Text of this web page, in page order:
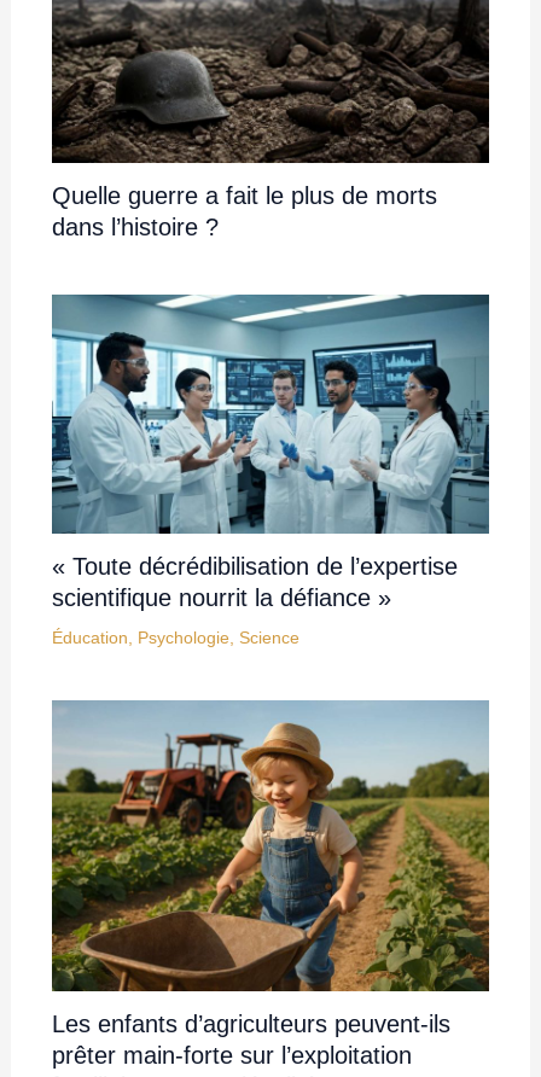
Quelle guerre a fait le plus de morts
dans l’histoire ?
« Toute décrédibilisation de l’expertise
scientifique nourrit la défiance »
Éducation Psychologie Science
Les enfants d’agriculteurs peuvent-ils
prêter main-forte sur l’exploitation